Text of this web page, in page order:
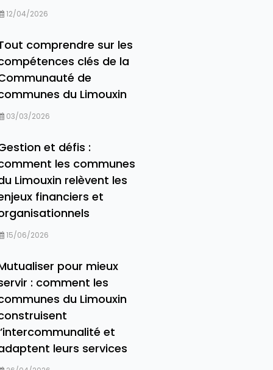
12/04/2026
comprendre sur les
clés de la
de
du Limouxin
03/03/2026
et défis :
les communes
Limouxin relèvent les
financiers et
15/06/2026
pour mieux
: comment les
du Limouxin
et
leurs services